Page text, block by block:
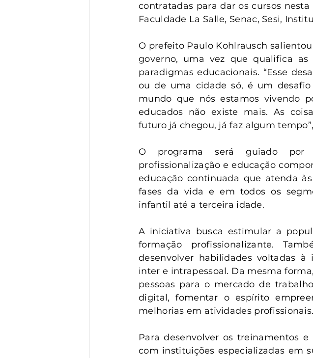
contratadas para dar os cursos
Faculdade La Salle, Senac, Sesi,
O prefeito Paulo Kohlrausch
governo, uma vez que qualifica as
paradigmas educacionais. “Esse
ou de uma cidade só, é um desafio
mundo que nós estamos vivendo
educados não existe mais. As
futuro já chegou, já faz algum
O programa será guiado por
profissionalização e educação
educação continuada que atenda
fases da vida e em todos os
infantil até a terceira idade.
A iniciativa busca estimular a
formação profissionalizante.
desenvolver habilidades voltadas
inter e intrapessoal. Da mesma
pessoas para o mercado de
digital, fomentar o espírito
melhorias em atividades profissionais.
Para desenvolver os treinamentos
com instituições especializadas em